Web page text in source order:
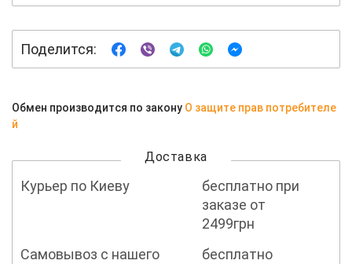
Поделится:
Обмен производится по закону О защите прав потребителе
й
Доставка
Курьер по Киеву
бесплатно при
заказе от
2499грн
Самовывоз с нашего
бесплатно